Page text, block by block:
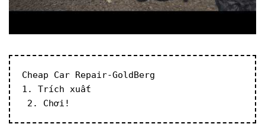
Cheap Car Repair-GoldBerg
1. Trích xuất
2. Chơi!